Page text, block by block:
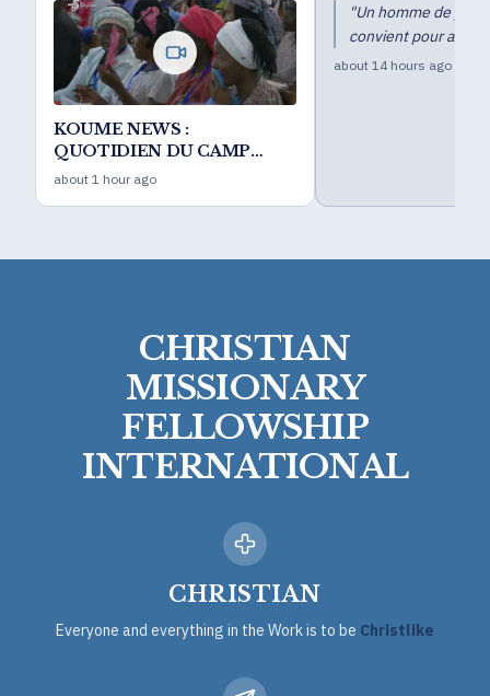
KOUME NEWS :
QUOTIDIEN DU CAMP
BIBLIQUE DES LEADERS
about 1 hour ago
"Un homme de
convient pour
about 14 hours ago
CHRISTIAN
MISSIONARY
FELLOWSHIP
INTERNATIONAL
CHRISTIAN
Everyone and everything in the Work is to be Christlike